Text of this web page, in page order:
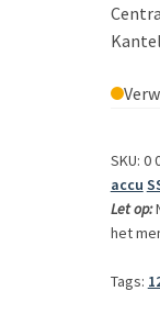
SKU: 0
accu
Let op:
het
Tags: